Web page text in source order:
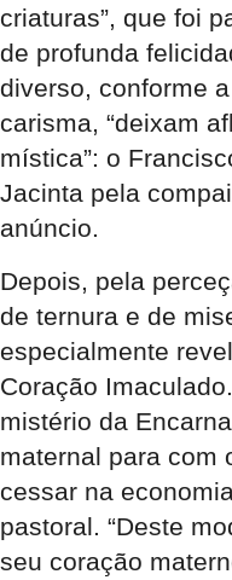
criaturas”, que foi
de profunda
diverso, conforme
carisma, “deixam
mística”: o
Jacinta pela
anúncio.
Depois, pela
de ternura e de
especialmente
Coração
mistério da
maternal para com
cessar na
pastoral. “Deste
seu coração